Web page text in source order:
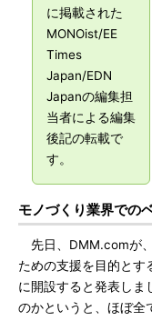
に掲載された
MONOist/EE
Times
Japan/EDN
Japanの編集担
当者による編集
後記の転載で
す。
モノづくり業界での
先日、DMM.comが
ための支援を目的とす
に開設すると発表しま
のかというと、ほぼ全